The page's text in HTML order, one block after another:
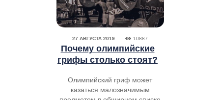
27 АВГУСТА 2019 10887
Почему олимпийские
грифы столько стоят?
Олимпийский гриф может
казаться малозначимым